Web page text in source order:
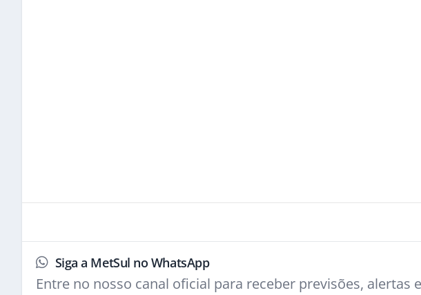
Siga a MetSul no WhatsApp
Entre no nosso canal oficial para receber previsões, alertas